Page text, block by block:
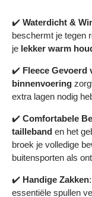
✔️ Waterdicht &
beschermt je tegen
je lekker warm
✔️ Fleece Gevoerd
binnenvoering
extra lagen nodig
✔️ Comfortabele
tailleband en het
broek je volledige
buitensporten als
✔️ Handige Zakken
essentiële spullen